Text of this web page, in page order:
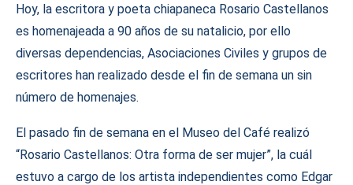
Hoy, la escritora y poeta chiapaneca Rosario Castellanos
es homenajeada a 90 años de su natalicio, por ello
diversas dependencias, Asociaciones Civiles y grupos de
escritores han realizado desde el fin de semana un sin
número de homenajes.
El pasado fin de semana en el Museo del Café realizó
“Rosario Castellanos: Otra forma de ser mujer”, la cuál
estuvo a cargo de los artista independientes como Edgar